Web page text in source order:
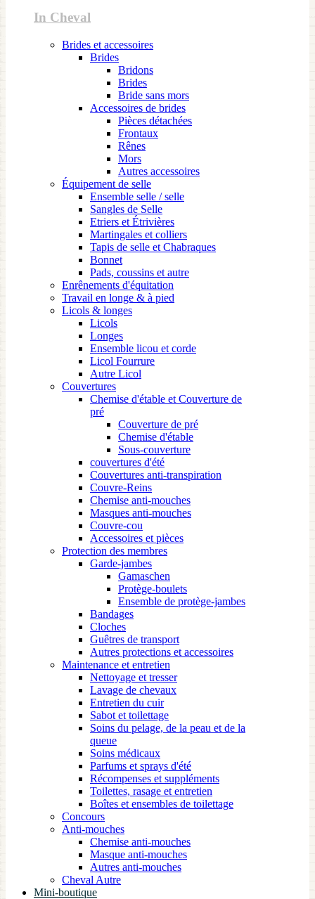
In Cheval
Brides et accessoires
Brides
Bridons
Brides
Bride sans mors
Accessoires de brides
Pièces détachées
Frontaux
Rênes
Mors
Autres accessoires
Équipement de selle
Ensemble selle / selle
Sangles de Selle
Etriers et Étrivières
Martingales et colliers
Tapis de selle et Chabraques
Bonnet
Pads, coussins et autre
Enrênements d'équitation
Travail en longe & à pied
Licols & longes
Licols
Longes
Ensemble licou et corde
Licol Fourrure
Autre Licol
Couvertures
Chemise d'étable et Couverture de
pré
Couverture de pré
Chemise d'étable
Sous-couverture
couvertures d'été
Couvertures anti-transpiration
Couvre-Reins
Chemise anti-mouches
Masques anti-mouches
Couvre-cou
Accessoires et pièces
Protection des membres
Garde-jambes
Gamaschen
Protège-boulets
Ensemble de protège-jambes
Bandages
Cloches
Guêtres de transport
Autres protections et accessoires
Maintenance et entretien
Nettoyage et tresser
Lavage de chevaux
Entretien du cuir
Sabot et toilettage
Soins du pelage, de la peau et de la
queue
Soins médicaux
Parfums et sprays d'été
Récompenses et suppléments
Toilettes, rasage et entretien
Boîtes et ensembles de toilettage
Concours
Anti-mouches
Chemise anti-mouches
Masque anti-mouches
Autres anti-mouches
Cheval Autre
Mini-boutique